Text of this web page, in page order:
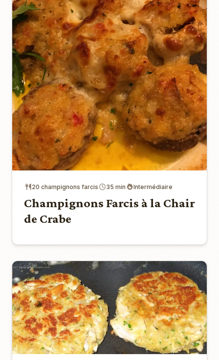
20 champignons farcis 35 min Intermédiaire
Champignons Farcis à la Chair
de Crabe